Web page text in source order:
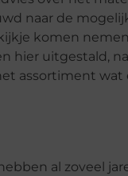
naar de
komen
hier uitgestald,
assortiment
al zoveel